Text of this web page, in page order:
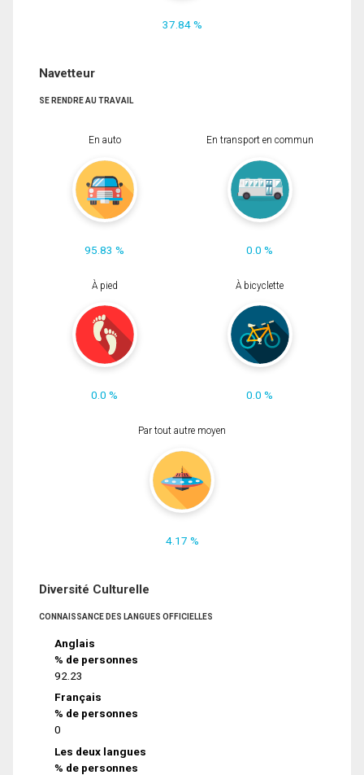
37.84 %
Navetteur
SE RENDRE AU TRAVAIL
En auto
95.83 %
En transport en commun
0.0 %
À pied
0.0 %
À bicyclette
0.0 %
Par tout autre moyen
4.17 %
Diversité Culturelle
CONNAISSANCE DES LANGUES OFFICIELLES
Anglais
% de personnes
92.23
Français
% de personnes
0
Les deux langues
% de personnes